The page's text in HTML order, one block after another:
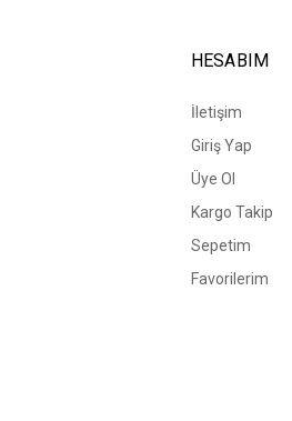
HESABIM
İletişim
Giriş Yap
Üye Ol
Kargo Takip
Sepetim
Favorilerim